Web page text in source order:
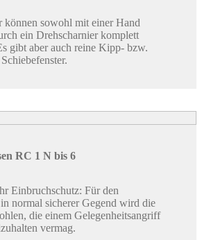
können sowohl mit einer Hand
ein Drehscharnier komplett
gibt aber auch reine Kipp- bzw.
RC 1 N bis 6
Einbruchschutz: Für den
normal sicherer Gegend wird die
die einem Gelegenheitsangriff
vermag.